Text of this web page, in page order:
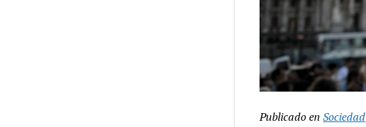
Publicado en Sociedad